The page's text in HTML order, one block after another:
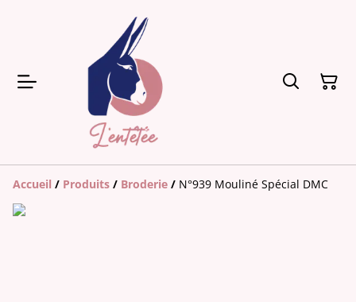
Accueil / Produits / Broderie / N°939 Mouliné Spécial DMC